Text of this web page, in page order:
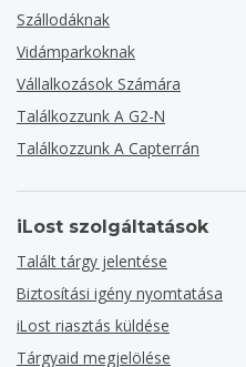
Szállodáknak
Vidámparkoknak
Vállalkozások Számára
Találkozzunk A G2-N
Találkozzunk A Capterrán
iLost szolgáltatások
Talált tárgy jelentése
Biztosítási igény nyomtatása
iLost riasztás küldése
Tárgyaid megjelölése